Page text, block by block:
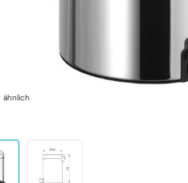
ähnlich